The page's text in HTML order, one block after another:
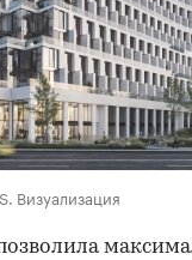
Визуализация